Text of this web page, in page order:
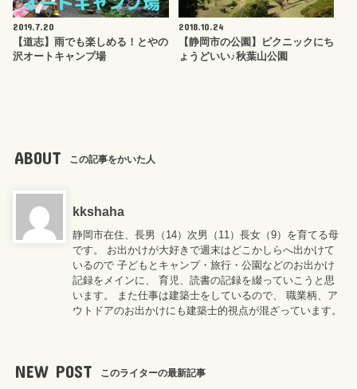
2019.7.20
【道志】雨でも楽しめる！とやの
沢オートキャンプ場
2018.10.24
【静岡市の公園】ピクニックにち
ょうどいい♪秋葉山公園
ABOUT この記事をかいた人
kkshaha
静岡市在住、長男（14）次男（11）長女（9）を育てる母
です。 お出かけが大好きで週末はどこかしらへ出かけて
いるので 子どもとキャンプ・旅行・公園などのお出かけ
記録をメインに、 育児、読書の記録を綴っていこうと思
います。 また仕事は建築士をしているので、 職業柄、ア
ウトドアのお出かけにも建築士的視点が混ざっています。
NEW POST このライターの最新記事